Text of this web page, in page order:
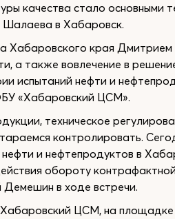
качества стало основными
в Хабаровск.
Хабаровского края
а также вовлечение в
испытаний нефти и
«Хабаровский ЦСМ».
техническое
контролировать.
и нефтепродуктов в
обороту
в ходе встречи.
ЦСМ, на площадке